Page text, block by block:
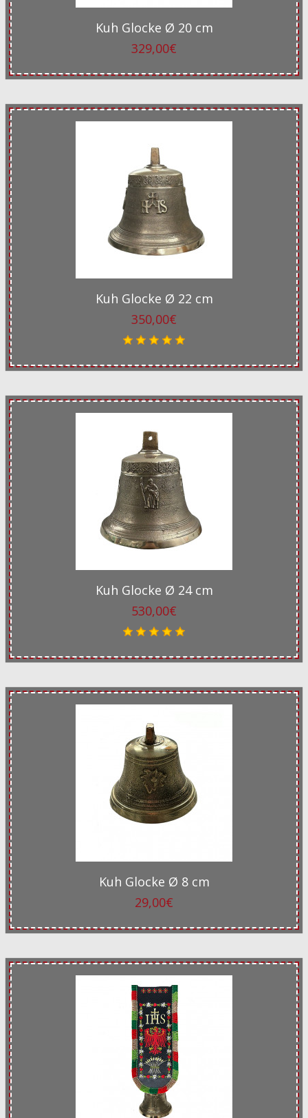
Kuh Glocke Ø 20 cm
329,00€
Kuh Glocke Ø 22 cm
350,00€
Kuh Glocke Ø 24 cm
530,00€
Kuh Glocke Ø 8 cm
29,00€